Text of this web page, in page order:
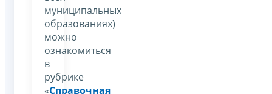
муниципальных
образованиях)
можно
ознакомиться
в
рубрике
«Справочная